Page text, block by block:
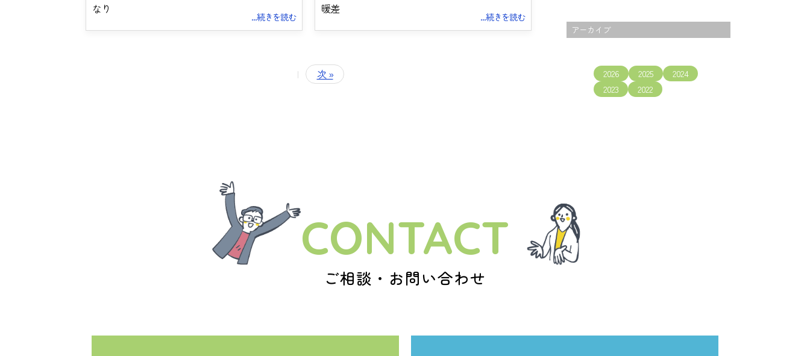
なり
...続きを読む
暖差
...続きを読む
| 次 »
アーカイブ
2026 2025
2024
2023
2022
CONTACT
ご相談・お問い合わせ